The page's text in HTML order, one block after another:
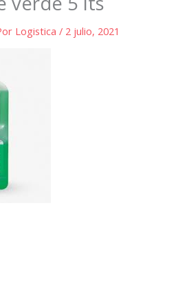
Logistica/ 2 julio, 2021